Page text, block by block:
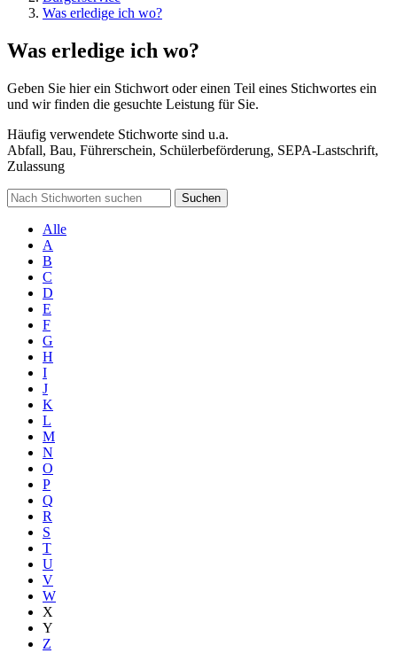
Was erledige ich wo?
Was erledige ich wo?
Geben Sie hier ein Stichwort oder einen Teil eines Stichwortes ein
und wir finden die gesuchte Leistung für Sie.
Häufig verwendete Stichworte sind u.a.
Abfall, Bau, Führerschein, Schülerbeförderung, SEPA-Lastschrift,
Zulassung
Suchen
Alle
A
B
C
D
E
F
G
H
I
J
K
L
M
N
O
P
Q
R
S
T
U
V
W
X
Y
Z